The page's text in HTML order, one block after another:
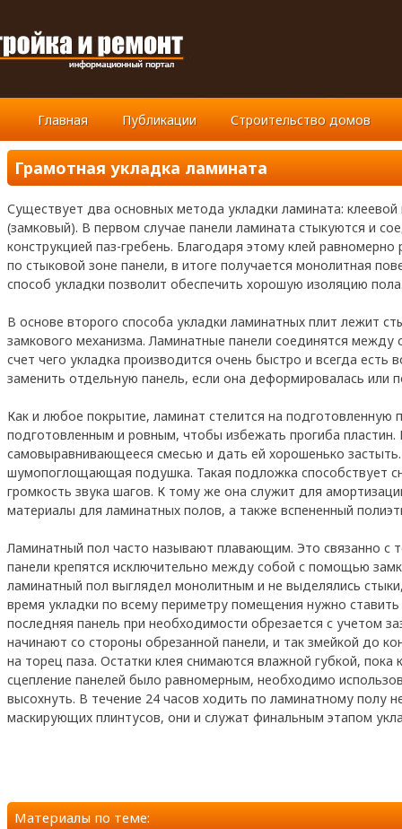
Главная Публикации Строительство домов
Грамотная укладка ламината
Существует два основных метода укладки ламината: клеевой
(замковый). В первом случае панели ламината стыкуются и
конструкцией паз-гребень. Благодаря этому клей равномерно
по стыковой зоне панели, в итоге получается монолитная
способ укладки позволит обеспечить хорошую изоляцию
В основе второго способа укладки ламинатных плит лежит
замкового механизма. Ламинатные панели соединятся между
счет чего укладка производится очень быстро и всегда есть
заменить отдельную панель, если она деформировалась или
Как и любое покрытие, ламинат стелится на
подготовленным и ровным, чтобы избежать прогиба
самовыравнивающееся смесью и дать ей хорошенько
шумопоглощающая подушка. Такая подложка способствует
громкость звука шагов. К тому же она служит для
материалы для ламинатных полов, а также вспененный
Ламинатный пол часто называют плавающим. Это связанно с
панели крепятся исключительно между собой с помощью
ламинатный пол выглядел монолитным и не выделялись
время укладки по всему периметру помещения нужно
последняя панель при необходимости обрезается с учетом
начинают со стороны обрезанной панели, и так змейкой до
на торец паза. Остатки клея снимаются влажной губкой,
сцепление панелей было равномерным, необходимо
высохнуть. В течение 24 часов ходить по ламинатному полу
маскирующих плинтусов, они и служат финальным этапом
Материалы по теме: